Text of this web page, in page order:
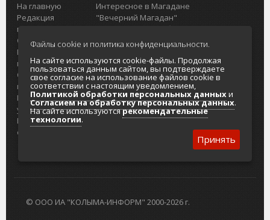
На главную
Редакция
портала
О проекте
Реклама на
портале
Отзывы и
предложения
Интернет-
услуги
Разработка
сайтов
Интересное в Магадане
"Вечерний Магадан"
Реклама
Главный туристический портал
Колымы
Политика в отношении обработки
персональных данных
Согласие на обработку персональных
данных
© ООО ИА "КОЛЫМА-ИНФОРМ" 2000-2026 г.
Файлы cookie и политика конфиденциальности.
На сайте используются cookie-файлы. Продолжая
пользоваться данным сайтом, вы подтверждаете
свое согласие на использование файлов cookie в
соответствии с настоящим уведомлением,
Политикой обработки персональных данныхи
Согласием на обработку персональных данных.
На сайте используютсярекомендательные
технологии.
Принять